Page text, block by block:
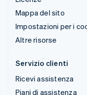
Mappa del sito
Impostazioni per i
Altre risorse
Servizio clienti
Ricevi assistenza
Piani di assistenza